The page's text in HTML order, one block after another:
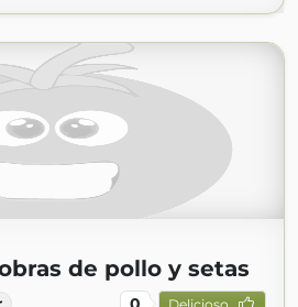
de pollo y setas
Delicioso